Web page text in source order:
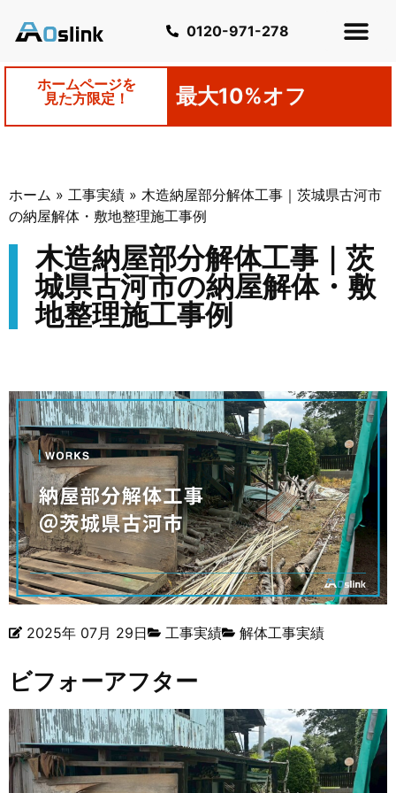
0120-971-278
ホームページを
見た方限定！
最大10%オフ
ホーム » 工事実績 » 木造納屋部分解体工事｜茨城県古河市
の納屋解体・敷地整理施工事例
木造納屋部分解体工事｜茨
城県古河市の納屋解体・敷
地整理施工事例
2025年 07月 29日 工事実績 解体工事実績
ビフォーアフター